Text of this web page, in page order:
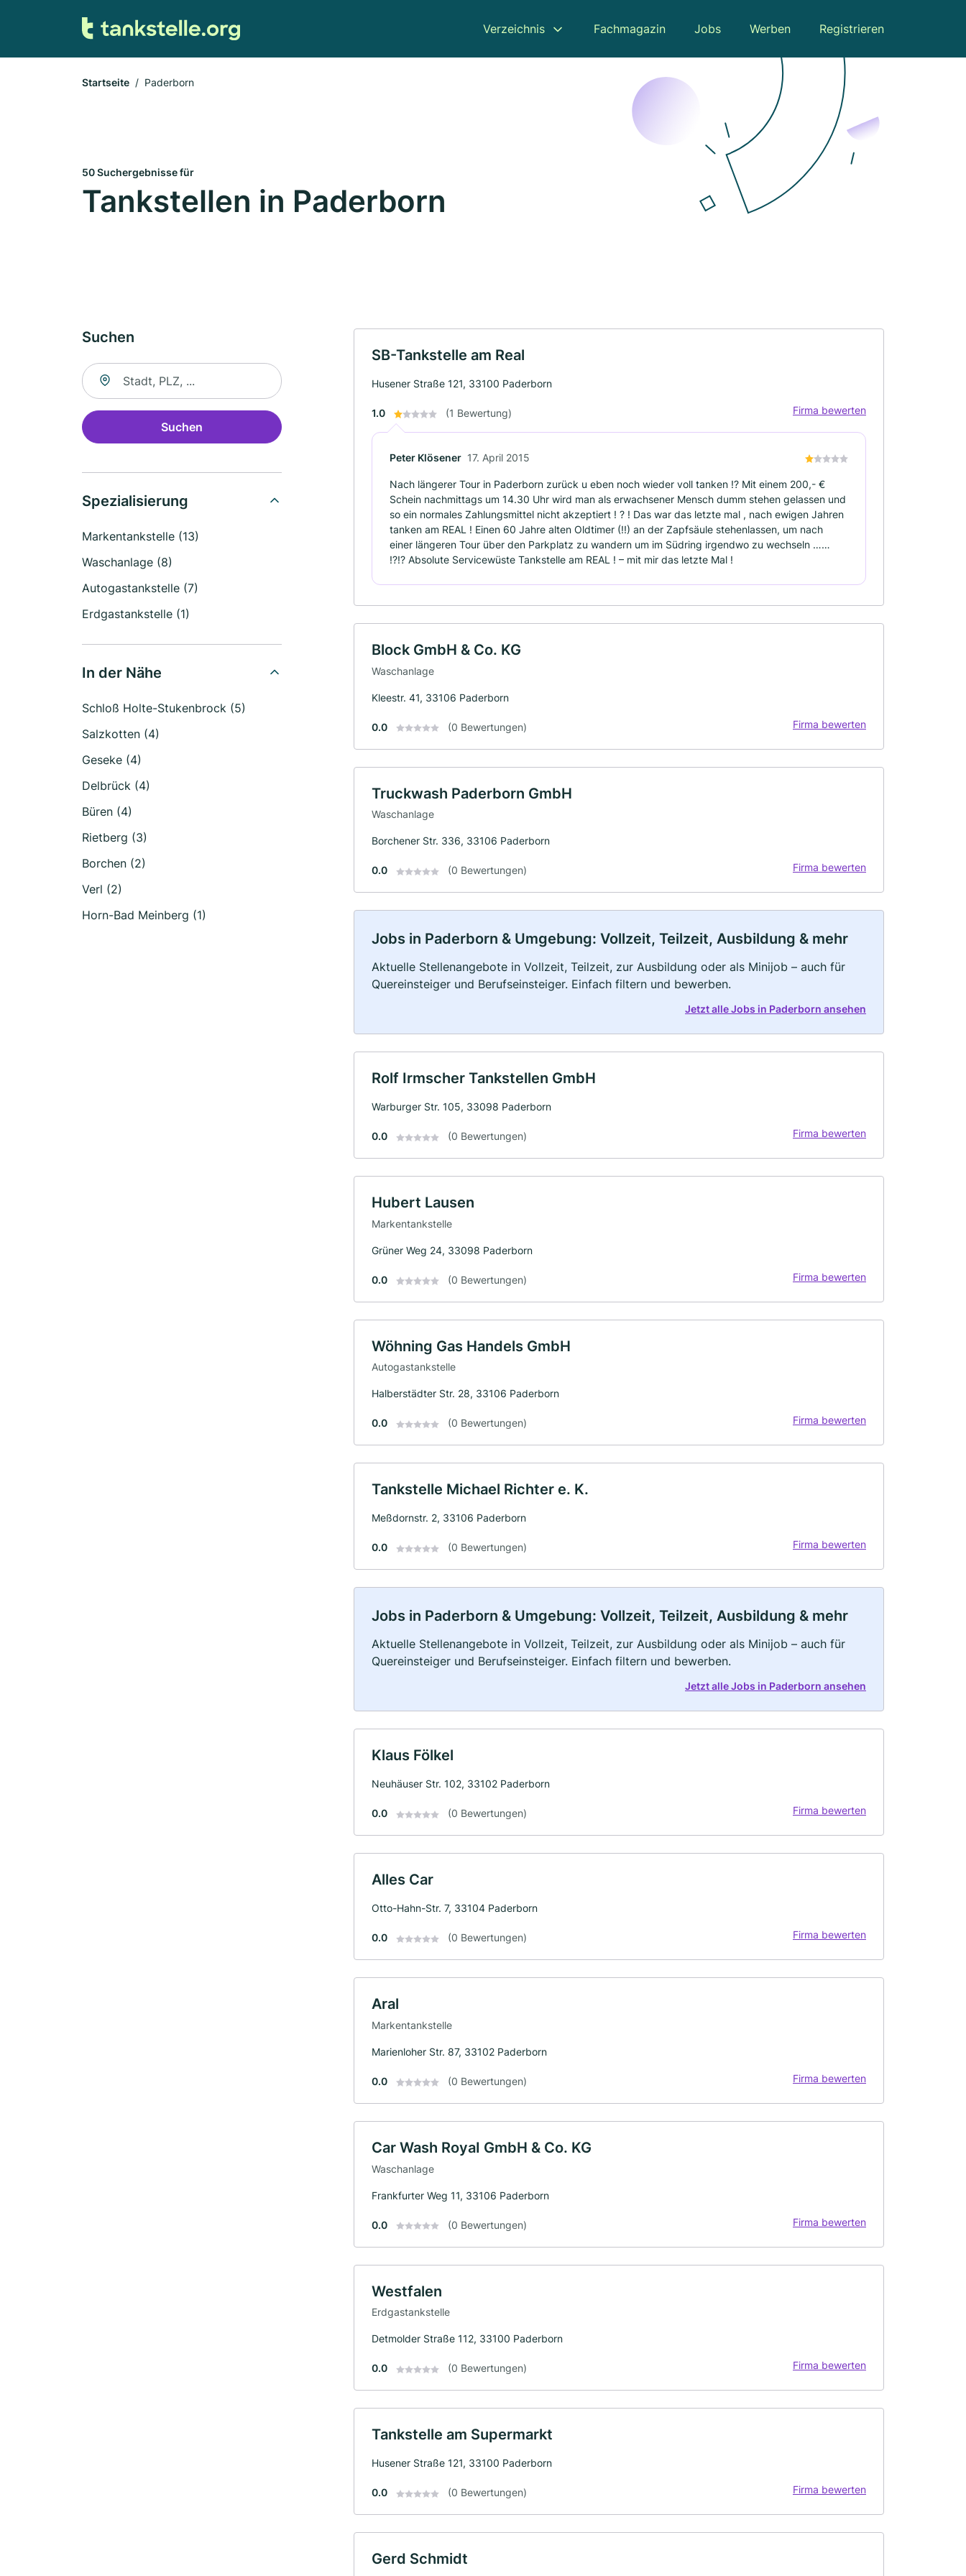
Verzeichnis Fachmagazin Jobs Werben Registrieren
Startseite Paderborn
50 Suchergebnisse für
Tankstellen in Paderborn
Suchen
Suche nach Ort
Suchen
Spezialisierung
Markentankstelle (13)
Waschanlage (8)
Autogastankstelle (7)
Erdgastankstelle (1)
In der Nähe
Schloß Holte-Stukenbrock (5)
Salzkotten (4)
Geseke (4)
Delbrück (4)
Büren (4)
Rietberg (3)
Borchen (2)
Verl (2)
Horn-Bad Meinberg (1)
SB-Tankstelle am Real
Husener Straße 121, 33100 Paderborn
1.0 (1 Bewertung) Firma bewerten
Peter Klösener 17. April 2015
Nach längerer Tour in Paderborn zurück u eben noch wieder voll tanken !? Mit einem 200,- €
Schein nachmittags um 14.30 Uhr wird man als erwachsener Mensch dumm stehen gelassen und
so ein normales Zahlungsmittel nicht akzeptiert ! ? ! Das war das letzte mal , nach ewigen Jahren
tanken am REAL ! Einen 60 Jahre alten Oldtimer (!!) an der Zapfsäule stehenlassen, um nach
einer längeren Tour über den Parkplatz zu wandern um im Südring irgendwo zu wechseln ……
!?!? Absolute Servicewüste Tankstelle am REAL ! – mit mir das letzte Mal !
Block GmbH & Co. KG
Waschanlage
Kleestr. 41, 33106 Paderborn
0.0 (0 Bewertungen) Firma bewerten
Truckwash Paderborn GmbH
Waschanlage
Borchener Str. 336, 33106 Paderborn
0.0 (0 Bewertungen) Firma bewerten
Jobs in Paderborn & Umgebung: Vollzeit, Teilzeit, Ausbildung & mehr
Aktuelle Stellenangebote in Vollzeit, Teilzeit, zur Ausbildung oder als Minijob – auch für
Quereinsteiger und Berufseinsteiger. Einfach filtern und bewerben.
Jetzt alle Jobs in Paderborn ansehen
Rolf Irmscher Tankstellen GmbH
Warburger Str. 105, 33098 Paderborn
0.0 (0 Bewertungen) Firma bewerten
Hubert Lausen
Markentankstelle
Grüner Weg 24, 33098 Paderborn
0.0 (0 Bewertungen) Firma bewerten
Wöhning Gas Handels GmbH
Autogastankstelle
Halberstädter Str. 28, 33106 Paderborn
0.0 (0 Bewertungen) Firma bewerten
Tankstelle Michael Richter e. K.
Meßdornstr. 2, 33106 Paderborn
0.0 (0 Bewertungen) Firma bewerten
Jobs in Paderborn & Umgebung: Vollzeit, Teilzeit, Ausbildung & mehr
Aktuelle Stellenangebote in Vollzeit, Teilzeit, zur Ausbildung oder als Minijob – auch für
Quereinsteiger und Berufseinsteiger. Einfach filtern und bewerben.
Jetzt alle Jobs in Paderborn ansehen
Klaus Fölkel
Neuhäuser Str. 102, 33102 Paderborn
0.0 (0 Bewertungen) Firma bewerten
Alles Car
Otto-Hahn-Str. 7, 33104 Paderborn
0.0 (0 Bewertungen) Firma bewerten
Aral
Markentankstelle
Marienloher Str. 87, 33102 Paderborn
0.0 (0 Bewertungen) Firma bewerten
Car Wash RoyaI GmbH & Co. KG
Waschanlage
Frankfurter Weg 11, 33106 Paderborn
0.0 (0 Bewertungen) Firma bewerten
Westfalen
Erdgastankstelle
Detmolder Straße 112, 33100 Paderborn
0.0 (0 Bewertungen) Firma bewerten
Tankstelle am Supermarkt
Husener Straße 121, 33100 Paderborn
0.0 (0 Bewertungen) Firma bewerten
Gerd Schmidt